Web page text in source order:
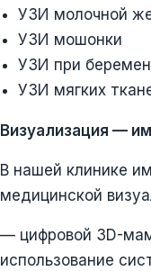
УЗИ молочной
УЗИ мошонки
УЗИ при
УЗИ мягких
Визуализация —
В нашей клинике
медицинской
— цифровой 3D-
использование